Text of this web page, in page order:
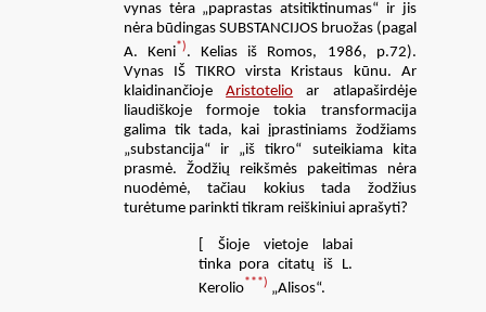
vynas tėra „paprastas atsitiktinumas“ ir jis
nėra būdingas SUBSTANCIJOS bruožas (pagal
A. Keni*). Kelias iš Romos, 1986, p.72).
Vynas IŠ TIKRO virsta Kristaus kūnu. Ar
klaidinančiojeAristotelio ar atlapaširdėje
liaudiškoje formoje tokia transformacija
galima tik tada, kai įprastiniams žodžiams
„substancija“ ir „iš tikro“ suteikiama kita
prasmė. Žodžių reikšmės pakeitimas nėra
nuodėmė, tačiau kokius tada žodžius
turėtume parinkti tikram reiškiniui aprašyti?
[ Šioje vietoje labai
tinka pora citatų iš L.
Kerolio***) „Alisos“.